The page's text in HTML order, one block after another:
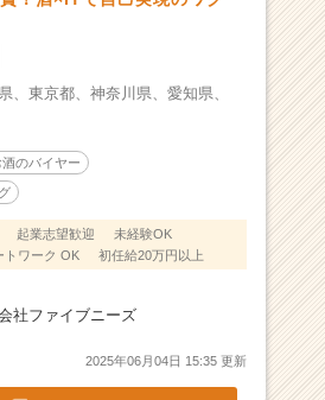
、 東京都、 神奈川県、 愛知県、
酒のバイヤー
起業志望歓迎
未経験OK
トワーク OK 初任給20万円以上
社ファイブニーズ
2025年06月04日 15:35 更新